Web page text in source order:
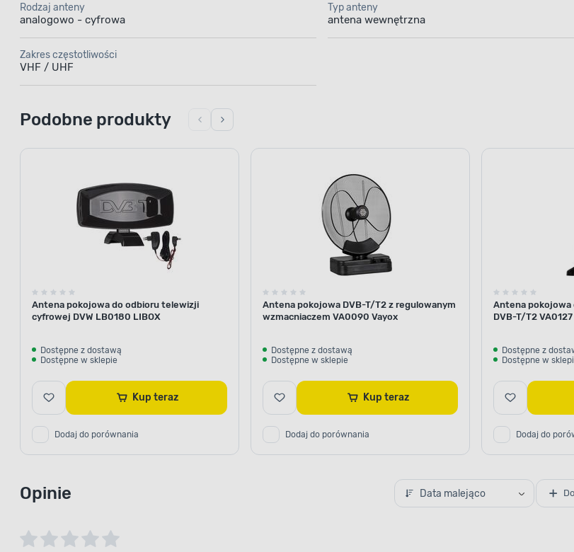
Rodzaj anteny
analogowo - cyfrowa
Typ anteny
antena wewnętrzna
Zakres częstotliwości
VHF / UHF
Podobne produkty
Antena pokojowa do odbioru telewizji
cyfrowej DVW LB0180 LIBOX
Dostępne z dostawą
Dostępne w sklepie
Kup teraz
Dodaj do porównania
Antena pokojowa DVB-T/T2 z regulowanym
wzmacniaczem VA0090 Vayox
Dostępne z dostawą
Dostępne w sklepie
Kup teraz
Dodaj do porównania
Antena pokojowa
DVB-T/T2
Dostępne z
Dostępne w
Dodaj do
Opinie Data malejąco